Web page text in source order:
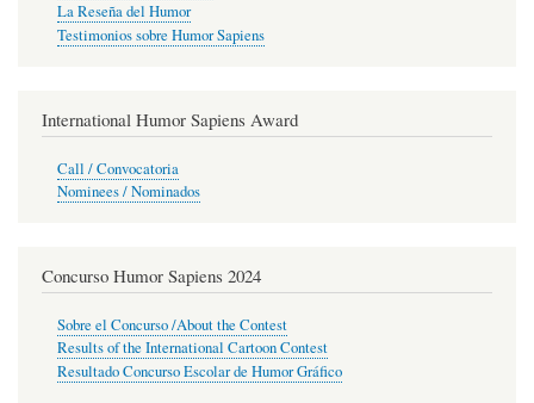
La Reseña del Humor
Testimonios sobre Humor Sapiens
International Humor Sapiens Award
Call / Convocatoria
Nominees / Nominados
Concurso Humor Sapiens 2024
Sobre el Concurso /About the Contest
Results of the International Cartoon Contest
Resultado Concurso Escolar de Humor Gráfico